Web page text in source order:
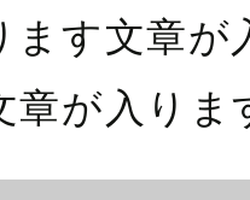
ます文章が
章が入りま